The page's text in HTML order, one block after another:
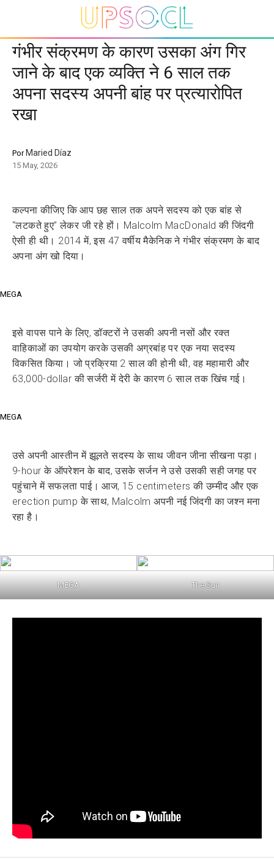
गंभीर संक्रमण के कारण उसका अंग गिर
जाने के बाद एक व्यक्ति ने 6 साल तक
अपना सदस्य अपनी बांह पर प्रत्यारोपित
रखा
Por Maried Díaz
15 May, 2026
कल्पना कीजिए कि आप छह साल तक अपने सदस्य को एक बांह से
“लटकते हुए” लेकर जी रहे हों। Malcolm MacDonald की जिंदगी
ऐसी ही थी। 2014 में, इस 47 वर्षीय मैकेनिक ने गंभीर संक्रमण के बाद
अपना अंग खो दिया।
MEGA
इसे वापस पाने के लिए, डॉक्टरों ने उसकी अपनी नसों और रक्त
वाहिकाओं का उपयोग करके उसकी अग्रबांह पर एक नया सदस्य
विकसित किया। जो प्रक्रिया 2 साल की होनी थी, वह महामारी और
63,000-dollar की सर्जरी में देरी के कारण 6 साल तक खिंच गई।
MEGA
उसे अपनी आस्तीन में झूलते सदस्य के साथ जीवन जीना सीखना पड़ा।
9-hour के ऑपरेशन के बाद, उसके सर्जन ने उसे उसकी सही जगह पर
पहुंचाने में सफलता पाई। आज, 15 centimeters की उम्मीद और एक
erection pump के साथ, Malcolm अपनी नई जिंदगी का जश्न मना
रहा है।
MEGA The Sun